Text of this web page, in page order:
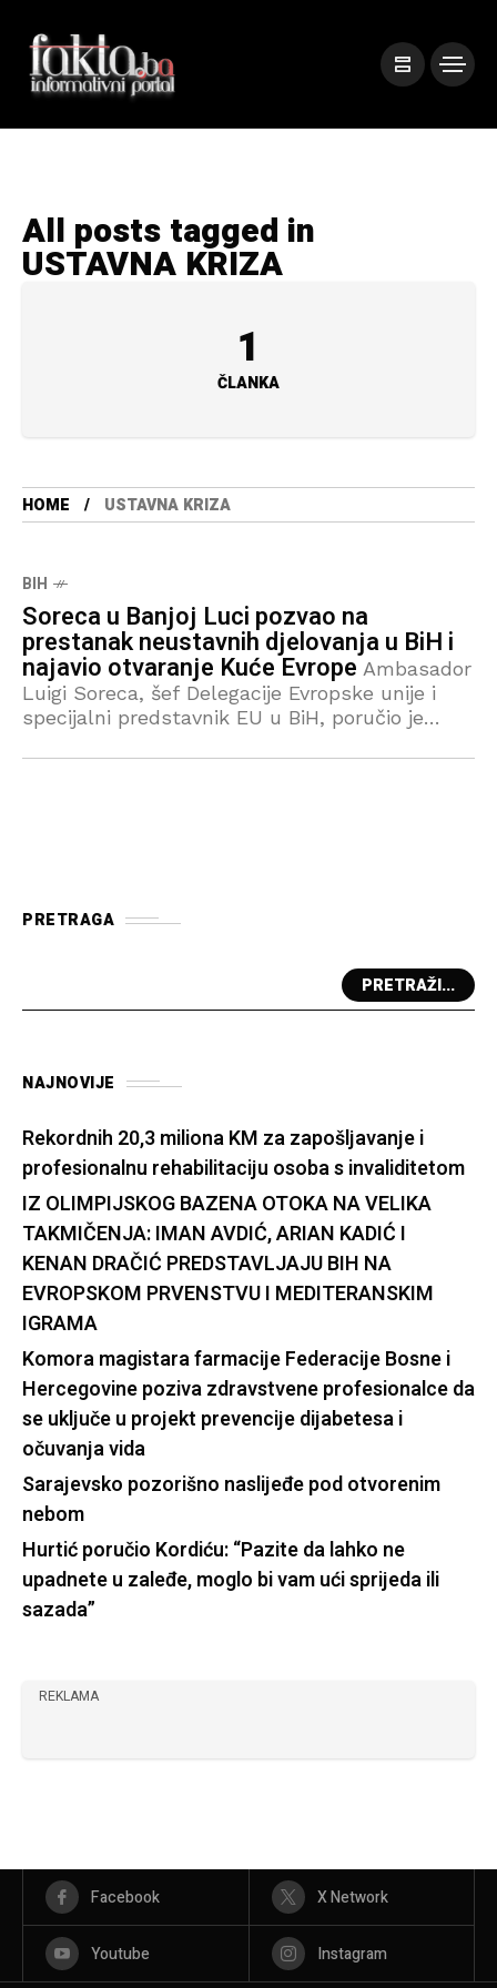
All posts tagged in
USTAVNA KRIZA
1
ČLANKA
HOME USTAVNA KRIZA
BIH
Soreca u Banjoj Luci pozvao na
prestanak neustavnih djelovanja u BiH i
najavio otvaranje Kuće Evrope Ambasador
Luigi Soreca, šef Delegacije Evropske unije i
specijalni predstavnik EU u BiH, poručio je
Banjalučanke dobrodošli u EU i da su
PRETRAGA
PRETRAŽI...
NAJNOVIJE
Rekordnih 20,3 miliona KM za zapošljavanje i
profesionalnu rehabilitaciju osoba s invaliditetom
IZ OLIMPIJSKOG BAZENA OTOKA NA VELIKA
TAKMIČENJA: IMAN AVDIĆ, ARIAN KADIĆ I
KENAN DRAČIĆ PREDSTAVLJAJU BIH NA
EVROPSKOM PRVENSTVU I MEDITERANSKIM
IGRAMA
Komora magistara farmacije Federacije Bosne i
Hercegovine poziva zdravstvene profesionalce da
se uključe u projekt prevencije dijabetesa i
očuvanja vida
Sarajevsko pozorišno naslijeđe pod otvorenim
nebom
Hurtić poručio Kordiću: “Pazite da lahko ne
upadnete u zaleđe, moglo bi vam ući sprijeda ili
sazada”
REKLAMA
Facebook X Network
Youtube Instagram